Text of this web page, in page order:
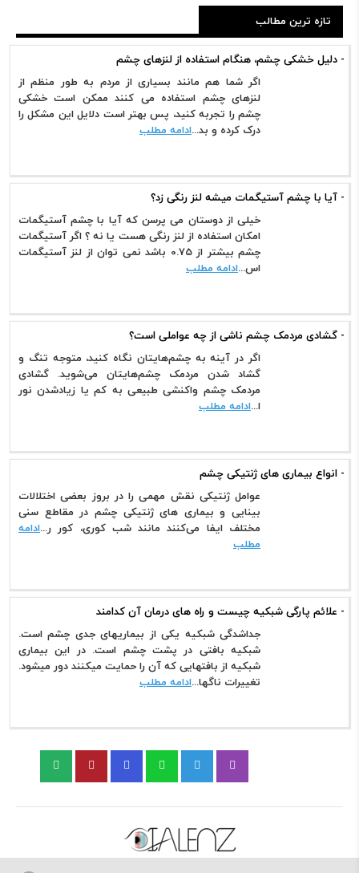
تازه ترین مطالب
- دلیل خشکی چشم، هنگام استفاده از لنزهای چشم
اگر شما هم مانند بسیاری از مردم به طور منظم از
لنزهای چشم استفاده می کنند ممکن است خشکی
چشم را تجربه کنید، پس بهتر است دلایل این مشکل را
درک کرده و بد...ادامه مطلب
- آیا با چشم آستیگمات میشه لنز رنگی زد؟
خیلی از دوستان می پرسن که آیا با چشم آستیگمات
امکان استفاده از لنز رنگی هست یا نه ؟ اگر آستیگمات
چشم بیشتر از 0.75 باشد نمی توان از لنز آستیگمات
اس...ادامه مطلب
- گشادی مردمک چشم ناشی از چه عواملی است؟
اگر در آینه به چشم‌هایتان نگاه کنید، متوجه تنگ و
گشاد شدن مردمک چشم‌هایتان می‌شوید. گشادی
مردمک چشم واکنشی طبیعی به کم یا زیادشدن نور
ا...ادامه مطلب
- انواع بیماری های ژنتیکی چشم
عوامل ژنتیکی نقش مهمی را در بروز بعضی اختلالات
بینایی و بیماری های ژنتیکی چشم در مقاطع سنی
مختلف ایفا می‌کنند مانند شب کوری، کور ر...ادامه
مطلب
- علائم پارگی شبکیه چیست و راه های درمان آن کدامند
جداشدگی شبکیه یکی از بیماریهای جدی چشم است.
شبکیه بافتی در پشت چشم است. در این بیماری
شبکیه از بافتهایی که آن را حمایت میکنند دور میشود.
تغییرات ناگها...ادامه مطلب